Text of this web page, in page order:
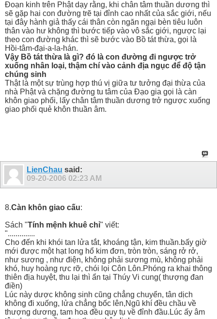
Đoạn kinh trên Phật dạy rằng, khi chân tâm thuần dương thì
sẽ gặp hai con đường trẽ tại đỉnh cao nhất của sắc giới, nếu
tại đây hành giả thấy cái thân còn ngăn ngại bèn tiêu luôn
thân vào hư không thì bước tiếp vào vô sắc giới, ngược lại
theo con đường khác thì sẽ bước vào Bồ tát thừa, gọi là
Hồi-tâm-đại-a-la-hán.
Vậy Bồ tát thừa là gì? đó là con đường đi ngược trở
xuống nhân loại, thậm chí vào cảnh địa ngục để độ tận
chúng sinh
Thật là một sự trùng hợp thú vị giữa tư tưởng đại thừa của
nhà Phật và chặng đường tu tâm của Đạo gia gọi là càn
khôn giao phối, lấy chân tâm thuần dương trở ngược xuống
giao phối quẻ khôn thuần âm.
LienChau said:
09-20-2006 02:23 AM
8.Càn khôn giao cấu:
Sách "Tính mệnh khuê chỉ" viết:
"..............
Cho đến khi khói tan lửa tắt, khoáng tận, kim thuần.bấy giờ
mới được một hạt long hổ kim đơn, tròn tròn, sáng rở rở,
như sương , như điện, không phải sương mù, không phải
khó, huy hoàng rực rỡ, chói lọi Côn Lôn.Phóng ra khai thông
thiên địa huyệt, thu lại thì ẩn tại Thúy Vi cung( thượng đan
điền)
Lúc này dược không sinh cũng chẳng chuyển, tân dịch
không đi xuống, lửa chẳng bốc lên,Ngũ khí đều chầu về
thượng dương, tam hoa đều quy tụ về đỉnh đầu.Lúc ấy âm